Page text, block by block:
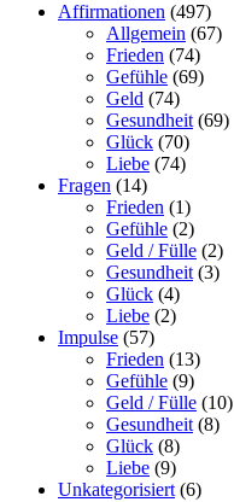
Affirmationen (497)
Allgemein (67)
Frieden (74)
Gefühle (69)
Geld (74)
Gesundheit (69)
Glück (70)
Liebe (74)
Fragen (14)
Frieden (1)
Gefühle (2)
Geld / Fülle (2)
Gesundheit (3)
Glück (4)
Liebe (2)
Impulse (57)
Frieden (13)
Gefühle (9)
Geld / Fülle (10)
Gesundheit (8)
Glück (8)
Liebe (9)
Unkategorisiert (6)